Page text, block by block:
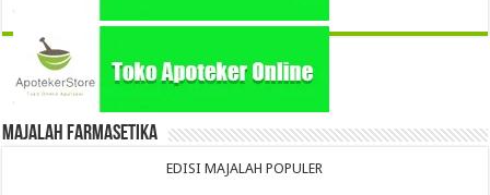
Majalah Farmasetika
EDISI MAJALAH POPULER